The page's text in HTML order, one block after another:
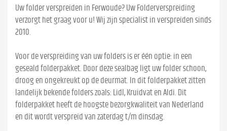
Uw folder verspreiden in Ferwoude? Uw Folderverspreiding
verzorgt het graag voor u! Wij zijn specialist in verspreiden sinds
2010.
Voor de verspreiding van uw folders is er één optie: in een
geseald folderpakket. Door deze sealbag ligt uw folder schoon,
droog en ongekreukt op de deurmat. In dit folderpakket zitten
landelijk bekende folders zoals: Lidl, Kruidvat en Aldi. Dit
folderpakket heeft de hoogste bezorgkwaliteit van Nederland
en dit wordt verspreid van zaterdag t/m dinsdag.